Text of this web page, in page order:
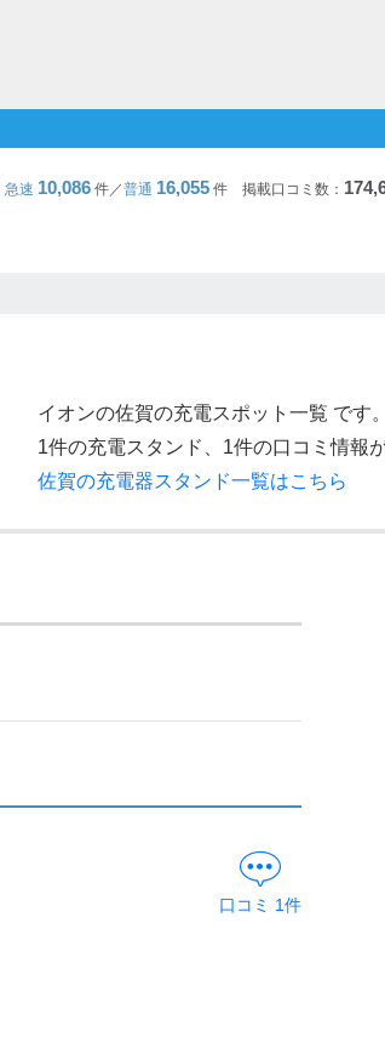
急速 10,086 件／普通 16,055 件 掲載口コミ数：
イオンの佐賀の充電スポット一覧 です。
1件の充電スタンド、 1件の口コミ情報
佐賀の充電器スタンド一覧はこちら
口コミ 1件